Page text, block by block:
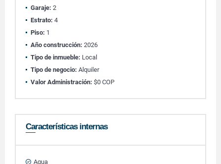
Garaje: 2
Estrato: 4
Piso: 1
Año construcción: 2026
Tipo de inmueble: Local
Tipo de negocio: Alquiler
Valor Administración: $0 COP
Características internas
Agua